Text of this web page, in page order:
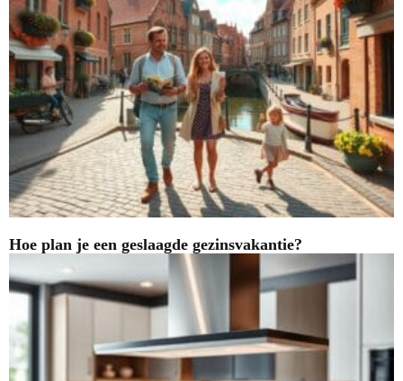
Hoe plan je een geslaagde gezinsvakantie?